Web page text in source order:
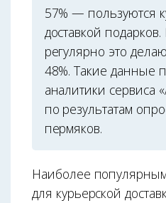
57% — пользуются
доставкой
регулярно это
48%. Такие данные
аналитики сервиса
по результатам
пермяков.
Наиболее
для курьерской